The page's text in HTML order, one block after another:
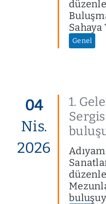
Sahaya
Genel
04
Nis.
2026
1.